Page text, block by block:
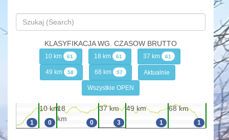
KLASYFIKACJA WG. CZASOW BRUTTO
10 km 61 18 km 61 37 km 61
49 km 58 68 km 57 Aktualnie
Wszystkie OPEN
1
10 km
0
18
km
0
37 km
3
49 km
1
68 km
1